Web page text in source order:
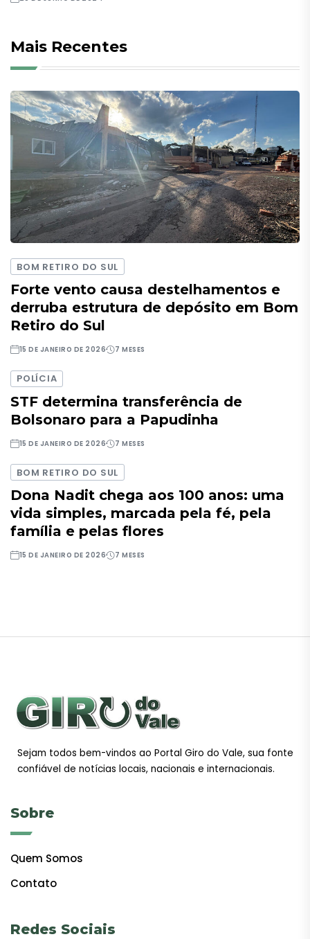
Mais Recentes
BOM RETIRO DO SUL
Forte vento causa destelhamentos e
derruba estrutura de depósito em Bom
Retiro do Sul
15 DE JANEIRO DE 2026 7 MESES
POLÍCIA
STF determina transferência de
Bolsonaro para a Papudinha
15 DE JANEIRO DE 2026 7 MESES
BOM RETIRO DO SUL
Dona Nadit chega aos 100 anos: uma
vida simples, marcada pela fé, pela
família e pelas flores
15 DE JANEIRO DE 2026 7 MESES
Sejam todos bem-vindos ao Portal Giro do Vale, sua fonte
confiável de notícias locais, nacionais e internacionais.
Sobre
Quem Somos
Contato
Redes Sociais